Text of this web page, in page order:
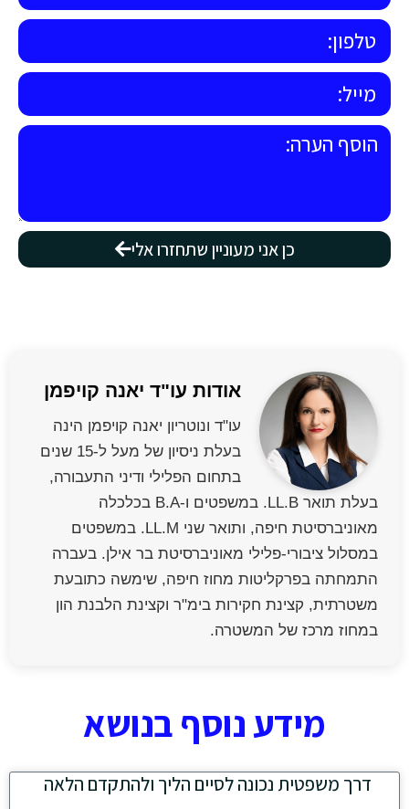
כן אני מעוניין שתחזרו אלי
אודות עו"ד יאנה קויפמן
עו"ד ונוטריון יאנה קויפמן הינה
בעלת ניסיון של מעל ל-15 שנים
בתחום הפלילי ודיני התעבורה,
בעלת תואר LL.B. במשפטים ו-B.A בכלכלה
מאוניברסיטת חיפה, ותואר שני LL.M. במשפטים
במסלול ציבורי-פלילי מאוניברסיטת בר אילן. בעברה
התמחתה בפרקליטות מחוז חיפה, שימשה כתובעת
משטרתית, קצינת חקירות בימ"ר וקצינת הלבנת הון
במחוז מרכז של המשטרה.
מידע נוסף בנושא
דרך משפטית נכונה לסיים הליך ולהתקדם הלאה